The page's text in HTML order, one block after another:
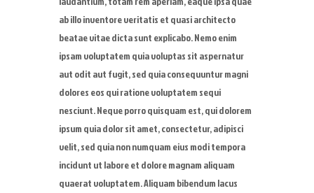
ab illo inventore veritatis et quasi architecto
beatae vitae dicta sunt explicabo. Nemo enim
ipsam voluptatem quia voluptas sit aspernatur
aut odit aut fugit, sed quia consequuntur magni
dolores eos qui ratione voluptatem sequi
nesciunt. Neque porro quisquam est, qui dolorem
ipsum quia dolor sit amet, consectetur, adipisci
velit, sed quia non numquam eius modi tempora
incidunt ut labore et dolore magnam aliquam
quaerat voluptatem. Aliquam bibendum lacus